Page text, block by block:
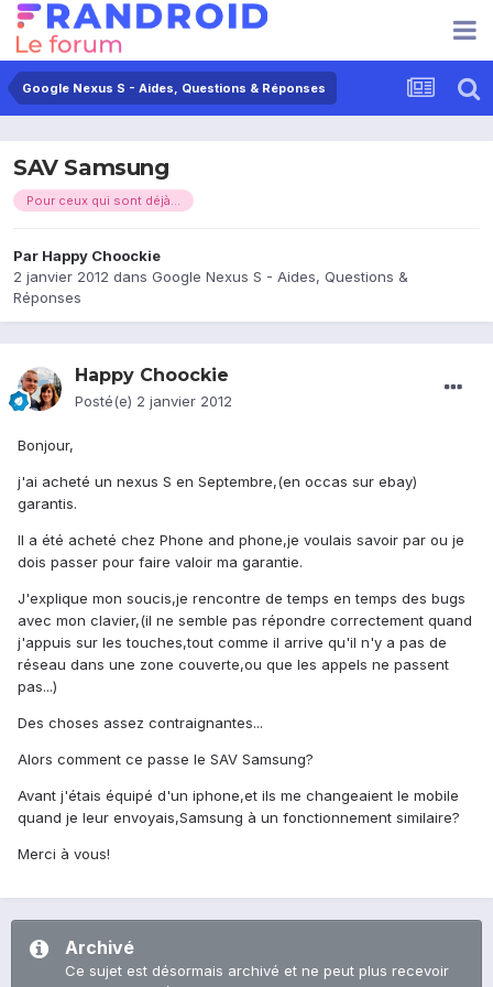
Google Nexus S - Aides, Questions & Réponses
SAV Samsung
Pour ceux qui sont déjà...
Par Happy Choockie
2 janvier 2012 dans Google Nexus S - Aides, Questions &
Réponses
Happy Choockie
Posté(e) 2 janvier 2012
Bonjour,
j'ai acheté un nexus S en Septembre,(en occas sur ebay)
garantis.
Il a été acheté chez Phone and phone,je voulais savoir par ou je
dois passer pour faire valoir ma garantie.
J'explique mon soucis,je rencontre de temps en temps des bugs
avec mon clavier,(il ne semble pas répondre correctement quand
j'appuis sur les touches,tout comme il arrive qu'il n'y a pas de
réseau dans une zone couverte,ou que les appels ne passent
pas...)
Des choses assez contraignantes...
Alors comment ce passe le SAV Samsung?
Avant j'étais équipé d'un iphone,et ils me changeaient le mobile
quand je leur envoyais,Samsung à un fonctionnement similaire?
Merci à vous!
Archivé
Ce sujet est désormais archivé et ne peut plus recevoir